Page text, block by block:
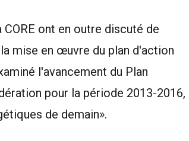
ont en outre discuté de
mise en œuvre du plan d'action
l'avancement du Plan
pour la période 2013-2016,
de demain».